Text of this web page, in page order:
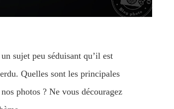
sujet peu séduisant qu’il est
Quelles sont les principales
photos ? Ne vous découragez